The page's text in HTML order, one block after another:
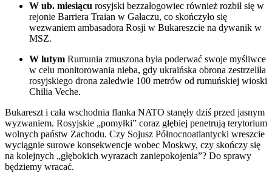
W ub. miesiącu rosyjski bezzałogowiec również rozbił się w
rejonie Barriera Traian w Gałaczu, co skończyło się
wezwaniem ambasadora Rosji w Bukareszcie na dywanik w
MSZ.
W lutym Rumunia zmuszona była poderwać swoje myśliwce
w celu monitorowania nieba, gdy ukraińska obrona zestrzeliła
rosyjskiego drona zaledwie 100 metrów od rumuńskiej wioski
Chilia Veche.
Bukareszt i cała wschodnia flanka NATO stanęły dziś przed jasnym
wyzwaniem. Rosyjskie „pomyłki” coraz głębiej penetrują terytorium
wolnych państw Zachodu. Czy Sojusz Północnoatlantycki wreszcie
wyciągnie surowe konsekwencje wobec Moskwy, czy skończy się
na kolejnych „głębokich wyrazach zaniepokojenia”? Do sprawy
będziemy wracać.